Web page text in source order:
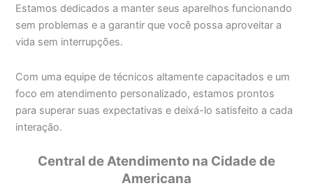
Estamos dedicados a manter seus aparelhos funcionando
sem problemas e a garantir que você possa aproveitar a
vida sem interrupções.
Com uma equipe de técnicos altamente capacitados e um
foco em atendimento personalizado, estamos prontos
para superar suas expectativas e deixá-lo satisfeito a cada
interação.
Central de Atendimento na Cidade de
Americana